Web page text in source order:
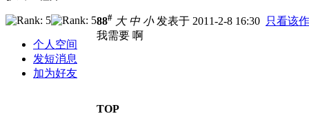
个人空间
发短消息
加为好友
88# 大 中 小发表于 2011-2-8 16:30 只看该
我需要 啊
TOP